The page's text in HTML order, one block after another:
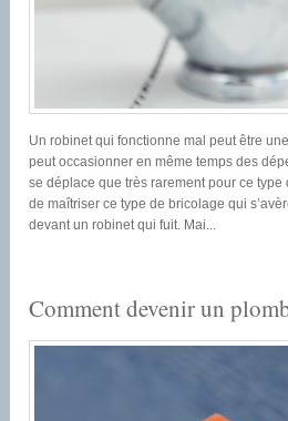
Un robinet qui fonctionne mal peut être
peut occasionner en même temps des
se déplace que très rarement pour ce type
de maîtriser ce type de bricolage qui
devant un robinet qui fuit. Mai...
Comment devenir un